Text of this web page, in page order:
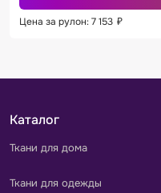
Цена за рулон: 7 153 ₽
Каталог
Ткани для дома
Ткани для одежды